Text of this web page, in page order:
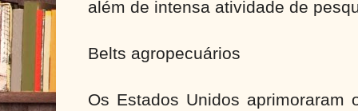
além de intensa atividade de
Belts agropecuários
Os Estados Unidos aprimoraram